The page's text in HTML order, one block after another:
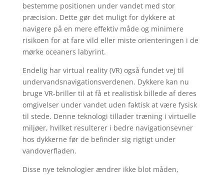
bestemme positionen under vandet med stor
præcision. Dette gør det muligt for dykkere at
navigere på en mere effektiv måde og minimere
risikoen for at fare vild eller miste orienteringen i de
mørke oceaners labyrint.
Endelig har virtual reality (VR) også fundet vej til
undervandsnavigationsverdenen. Dykkere kan nu
bruge VR-briller til at få et realistisk billede af deres
omgivelser under vandet uden faktisk at være fysisk
til stede. Denne teknologi tillader træning i virtuelle
miljøer, hvilket resulterer i bedre navigationsevner
hos dykkerne før de befinder sig rigtigt under
vandoverfladen.
Disse nye teknologier ændrer ikke blot måden,